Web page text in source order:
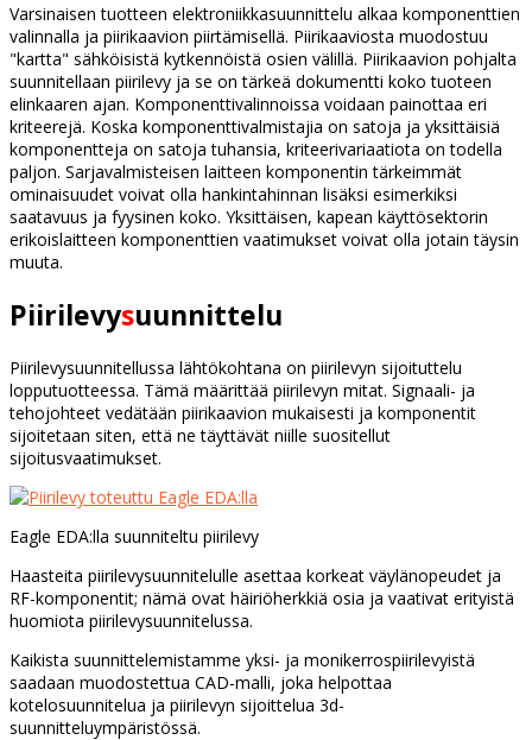
Varsinaisen tuotteen elektroniikkasuunnittelu alkaa komponenttien
valinnalla ja piirikaavion piirtämisellä. Piirikaaviosta muodostuu
"kartta" sähköisistä kytkennöistä osien välillä. Piirikaavion pohjalta
suunnitellaan piirilevy ja se on tärkeä dokumentti koko tuoteen
elinkaaren ajan. Komponenttivalinnoissa voidaan painottaa eri
kriteerejä. Koska komponenttivalmistajia on satoja ja yksittäisiä
komponentteja on satoja tuhansia, kriteerivariaatiota on todella
paljon. Sarjavalmisteisen laitteen komponentin tärkeimmät
ominaisuudet voivat olla hankintahinnan lisäksi esimerkiksi
saatavuus ja fyysinen koko. Yksittäisen, kapean käyttösektorin
erikoislaitteen komponenttien vaatimukset voivat olla jotain täysin
muuta.
Piirilevysuunnittelu
Piirilevysuunnitellussa lähtökohtana on piirilevyn sijoituttelu
lopputuotteessa. Tämä määrittää piirilevyn mitat. Signaali- ja
tehojohteet vedätään piirikaavion mukaisesti ja komponentit
sijoitetaan siten, että ne täyttävät niille suositellut
sijoitusvaatimukset.
Eagle EDA:lla suunniteltu piirilevy
Haasteita piirilevysuunnitelulle asettaa korkeat väylänopeudet ja
RF-komponentit; nämä ovat häiriöherkkiä osia ja vaativat erityistä
huomiota piirilevysuunnitelussa.
Kaikista suunnittelemistamme yksi- ja monikerrospiirilevyistä
saadaan muodostettua CAD-malli, joka helpottaa
kotelosuunnitelua ja piirilevyn sijoittelua 3d-
suunnitteluympäristössä.